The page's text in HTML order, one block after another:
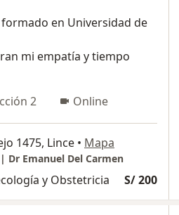
formado en Universidad de
mi empatía y tiempo
2 Online
1475, Lince • Mapa
Emanuel Del Carmen
y Obstetricia S/ 200